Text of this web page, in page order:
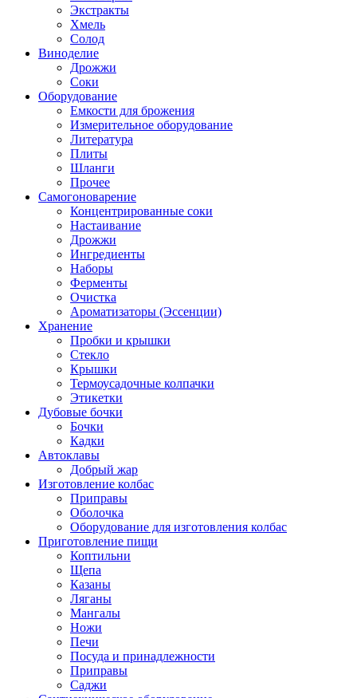
Экстракты
Хмель
Солод
Виноделие
Дрожжи
Соки
Оборудование
Емкости для брожения
Измерительное оборудование
Литература
Плиты
Шланги
Прочее
Самогоноварение
Концентрированные соки
Настаивание
Дрожжи
Ингредиенты
Наборы
Ферменты
Очистка
Ароматизаторы (Эссенции)
Хранение
Пробки и крышки
Стекло
Крышки
Термоусадочные колпачки
Этикетки
Дубовые бочки
Бочки
Кадки
Автоклавы
Добрый жар
Изготовление колбас
Приправы
Оболочка
Оборудование для изготовления колбас
Приготовление пищи
Коптильни
Щепа
Казаны
Ляганы
Мангалы
Ножи
Печи
Посуда и принадлежности
Приправы
Саджи